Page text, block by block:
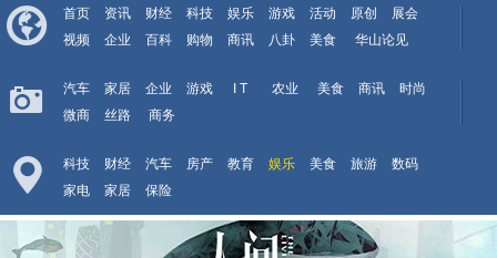
首页 资讯 财经 科技 娱乐 游戏 活动 原创
展会
视频
企业 百科 购物 商讯 八卦 美食 华山论见
汽车 家居 企业 游戏 I T 农业 美食 商讯
时尚
微商
丝路 商务
科技 财经 汽车 房产 教育 娱乐 美食 旅游
数码
家电
家居 保险